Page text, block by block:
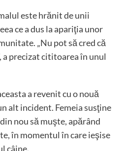
este hrănit de unii
ce a dus la apariţia unor
„Nu pot să cred că
a precizat cititoarea în unul
a revenit cu o nouă
alt incident. Femeia susţine
nou să muşte, apărând
în momentul în care ieşise
câine.